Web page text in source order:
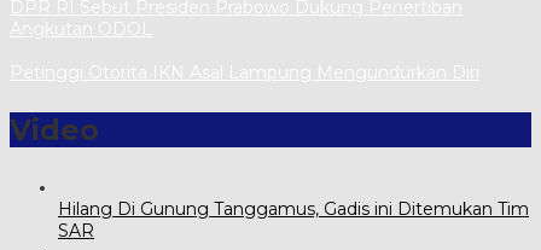
DPR RI Sebut Presiden Prabowo Dukung Penertiban
Angkutan ODOL
Petinggi Otorita IKN Asal Lampung Mengundurkan Diri
Video
Hilang Di Gunung Tanggamus, Gadis ini Ditemukan Tim
SAR